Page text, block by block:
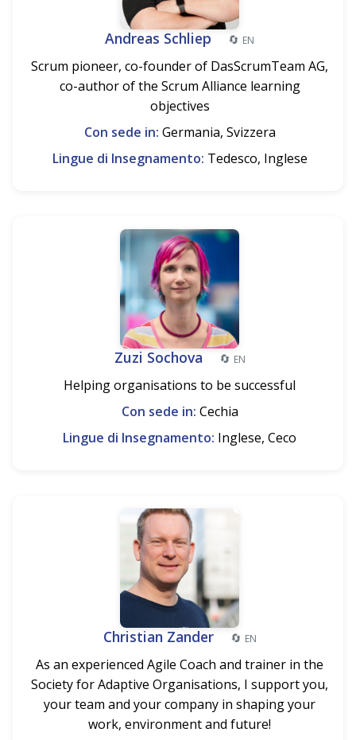
Andreas Schliep 🔄 EN
Scrum pioneer, co-founder of DasScrumTeam AG,
co-author of the Scrum Alliance learning
objectives
Con sede in: Germania, Svizzera
Lingue di Insegnamento: Tedesco, Inglese
Zuzi Sochova 🔄 EN
Helping organisations to be successful
Con sede in: Cechia
Lingue di Insegnamento: Inglese, Ceco
Christian Zander 🔄 EN
As an experienced Agile Coach and trainer in the
Society for Adaptive Organisations, I support you,
your team and your company in shaping your
work, environment and future!